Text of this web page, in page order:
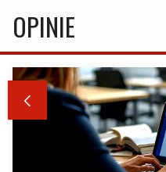
OPINIE
